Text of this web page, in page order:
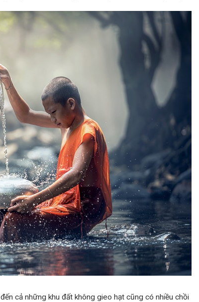
cả những khu đất không gieo hạt cũng có nhiều chồi